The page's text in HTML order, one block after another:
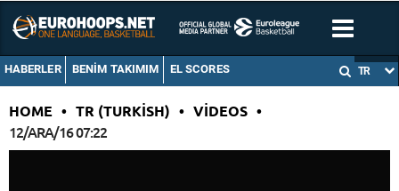
HABERLER BENIM TAKIMIM EL SCORES TR
HOME • TR (TURKISH) • VIDEOS •
12/ARA/16 07:22